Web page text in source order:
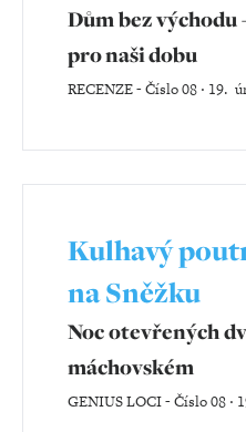
Dům bez východu
pro naši dobu
RECENZE-Číslo 08 ‧ 19.
Kulhavý
na Sněžku
Noc otevřených
máchovském
GENIUS LOCI-Číslo 08 ‧